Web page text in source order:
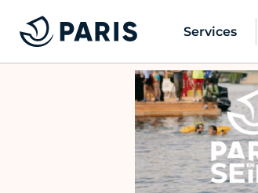
Services